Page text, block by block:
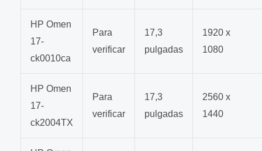
HP Omen
17-
ck0010ca
Para
verificar
17,3
pulgadas
1920 x
1080
HP Omen
17-
ck2004TX
Para
verificar
17,3
pulgadas
2560 x
1440